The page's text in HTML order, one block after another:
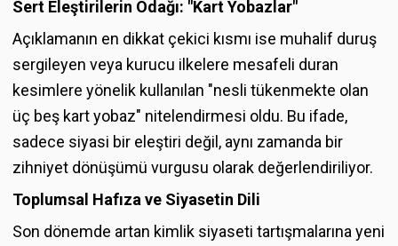
Sert Eleştirilerin Odağı: "Kart Yobazlar"
Açıklamanın en dikkat çekici kısmı ise muhalif duruş
sergileyen veya kurucu ilkelere mesafeli duran
kesimlere yönelik kullanılan "nesli tükenmekte olan
üç beş kart yobaz" nitelendirmesi oldu. Bu ifade,
sadece siyasi bir eleştiri değil, aynı zamanda bir
zihniyet dönüşümü vurgusu olarak değerlendiriliyor.
Toplumsal Hafıza ve Siyasetin Dili
Son dönemde artan kimlik siyaseti tartışmalarına yeni